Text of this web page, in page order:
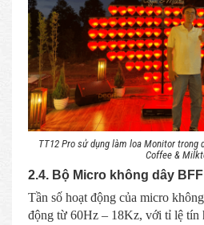
TT12 Pro sử dụng làm loa Monitor trong
Coffee &
2.4. Bộ Micro không dây BFF
Tần số hoạt động của micro
động từ 60Hz – 18Kz, với tỉ lệ tín